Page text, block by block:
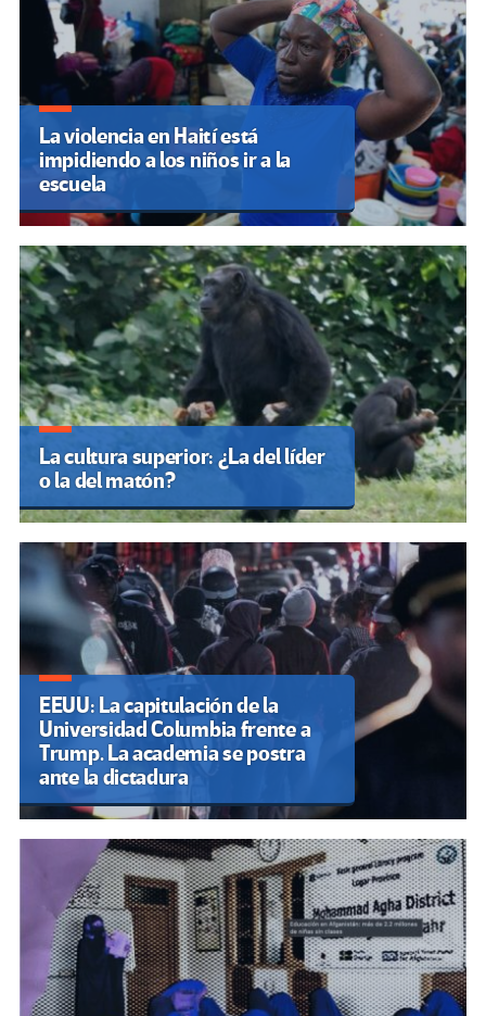
La violencia en Haití está
impidiendo a los niños ir a la
escuela
La cultura superior: ¿La del líder
o la del matón?
EEUU: La capitulación de la
Universidad Columbia frente a
Trump. La academia se postra
ante la dictadura